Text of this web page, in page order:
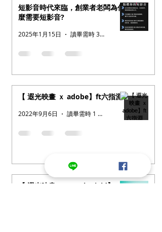
短影音時代來臨，創業者老闆為什
麼需要短影音?
2025年1月15日 讀畢需時 3 分鐘
【 遐光映畫 ｘ adobe】ft六指淵
2022年9月6日 讀畢需時 1 分鐘
【 遐光映畫 ｘ Brook Vivid】